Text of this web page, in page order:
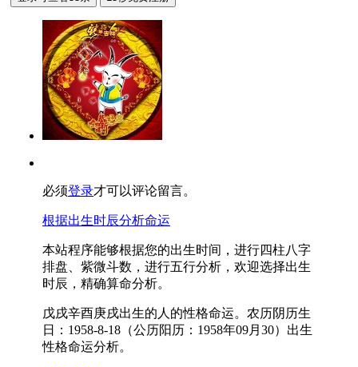
必须登录才可以评论留言。
根据出生时辰分析命运
本站程序能够根据您的出生时间，进行四柱八字
排盘、紫微斗数，进行五行分析，欢迎选择出生
时辰，精确算命分析。
戊戌辛酉庚戌出生的人的性格命运。农历阴历生
日：1958-8-18（公历阳历：1958年09月30）出生
性格命运分析。